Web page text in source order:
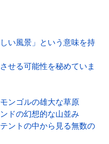
い風景」という意味を持
せる可能性を秘めていま
ンゴルの雄大な草原
ドの幻想的な山並み
ントの中から見る無数の